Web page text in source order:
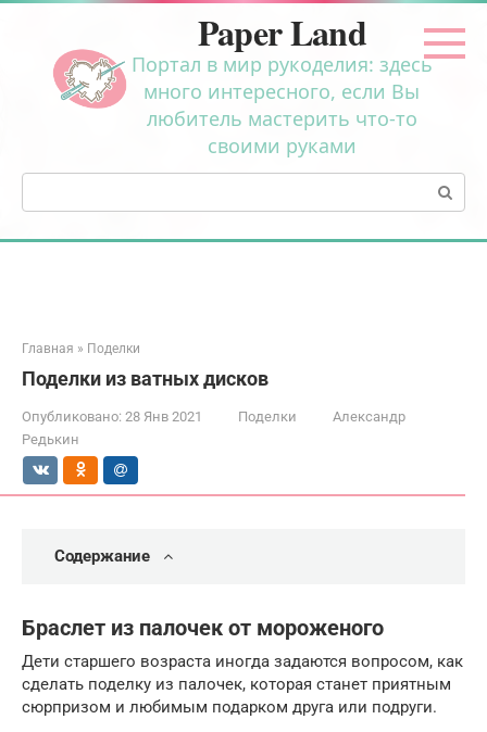
Перейти
контенту
Paper Land
Портал в мир рукоделия: здесь
много интересного, если Вы
любитель мастерить что-то
своими руками
Поиск:
Главная » Поделки
Поделки из ватных дисков
Опубликовано: 28 Янв 2021 Поделки
Александр
Редькин
Содержание
Браслет из палочек от мороженого
Дети старшего возраста иногда задаются вопросом, как
сделать поделку из палочек, которая станет приятным
сюрпризом и любимым подарком друга или подруги.